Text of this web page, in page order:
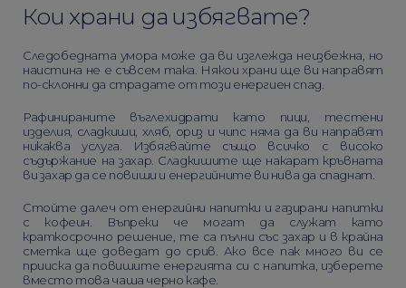
Кои храни да избягвате?
Следобедната умора може да ви изглежда неизбежна, но
наистина не е съвсем така. Някои храни ще ви направят
по-склонни да страдате от този енергиен спад.
Рафинираните въглехидрати като пици, тестени
изделия, сладкиши, хляб, ориз и чипс няма да ви направят
никаква услуга. Избягвайте също всичко с високо
съдържание на захар. Сладкишите ще накарат кръвната
ви захар да се повиши и енергийните ви нива да спаднат.
Стойте далеч от енергийни напитки и газирани напитки
с кофеин. Въпреки че могат да служат като
краткосрочно решение, те са пълни със захар и в крайна
сметка ще доведат до срив. Ако все пак много ви се
прииска да повишите енергията си с напитка, изберете
вместо това чаша черно кафе.